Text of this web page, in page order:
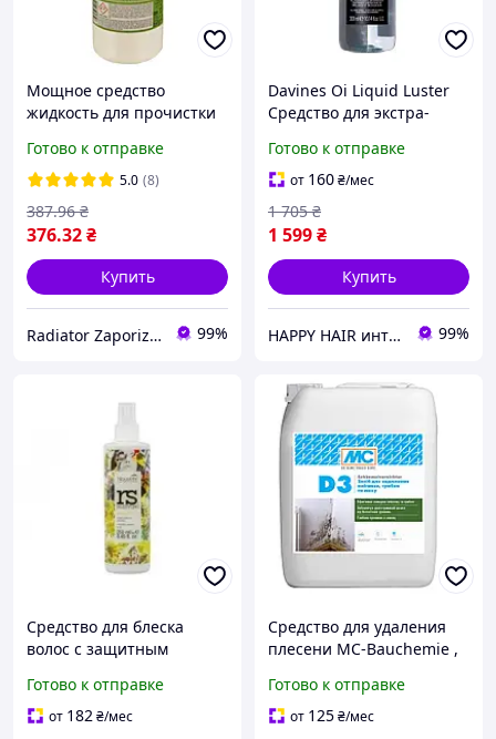
Мощное средство
жидкость для прочистки
жира и волос GEB
Deboucheur Universel, 1л
Готово к отправке
5.0 (8)
376.32₴
387.96 ₴
Купить
Radiator Zaporizhzhya 99%
Davines Oi Liquid Luster
Средство для экстра-
волос, 300 мл
Готово к отправке
от 160₴/мес
1 599₴
1 705 ₴
Купить
HAPPY HAIR интернет-магазин профессиональной косметики для волос 99%
Средство для блеска
волос с защитным
Hair 250 мл
Готово к отправке
от 182₴/мес
Средство для удаления
плесени MC-Bauchemie ,
D3-10)
Готово к отправке
от 125₴/мес